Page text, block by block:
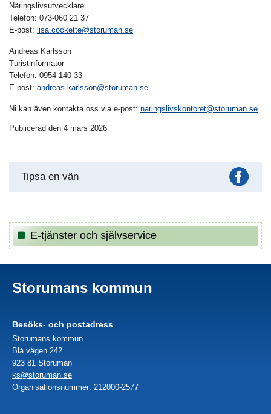
Näringslivsutvecklare
Telefon: 073-060 21 37
E-post: lisa.cockette@storuman.se
Andreas Karlsson
Turistinformatör
Telefon: 0954-140 33
E-post: andreas.karlsson@storuman.se
Ni kan även kontakta oss via e-post: naringslivskontoret@storuman.se
Publicerad den 4 mars 2026
Tipsa en vän
E-tjänster och självservice
Storumans kommun
Besöks- och postadress
Storumans kommun
Blå vägen 242
923 81 Storuman
ks@storuman.se
Organisationsnummer: 212000-2577